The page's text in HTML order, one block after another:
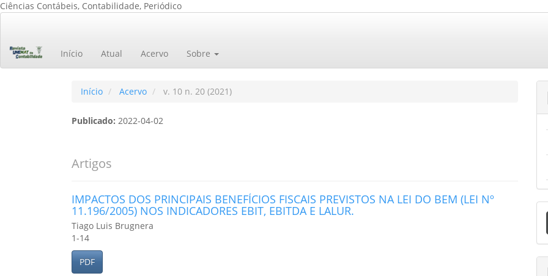
Ciências Contábeis, Contabilidade, Periódico
principal
Barra
Início Atual Acervo Sobre
Início Acervo v. 10 n. 20 (2021)
Publicado: 2022-04-02
Artigos
IMPACTOS DOS PRINCIPAIS BENEFÍCIOS FISCAIS PREVISTOS NA LEI DO BEM (LEI Nº
11.196/2005) NOS INDICADORES EBIT, EBITDA E LALUR.
Tiago Luis Brugnera
1-14
PDF